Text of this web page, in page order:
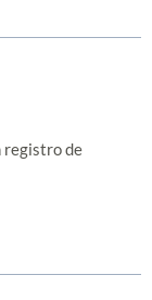
registro de